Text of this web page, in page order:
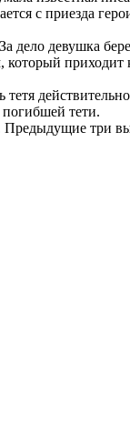
с приезда
девушка
приходит
погибшей тети.
три